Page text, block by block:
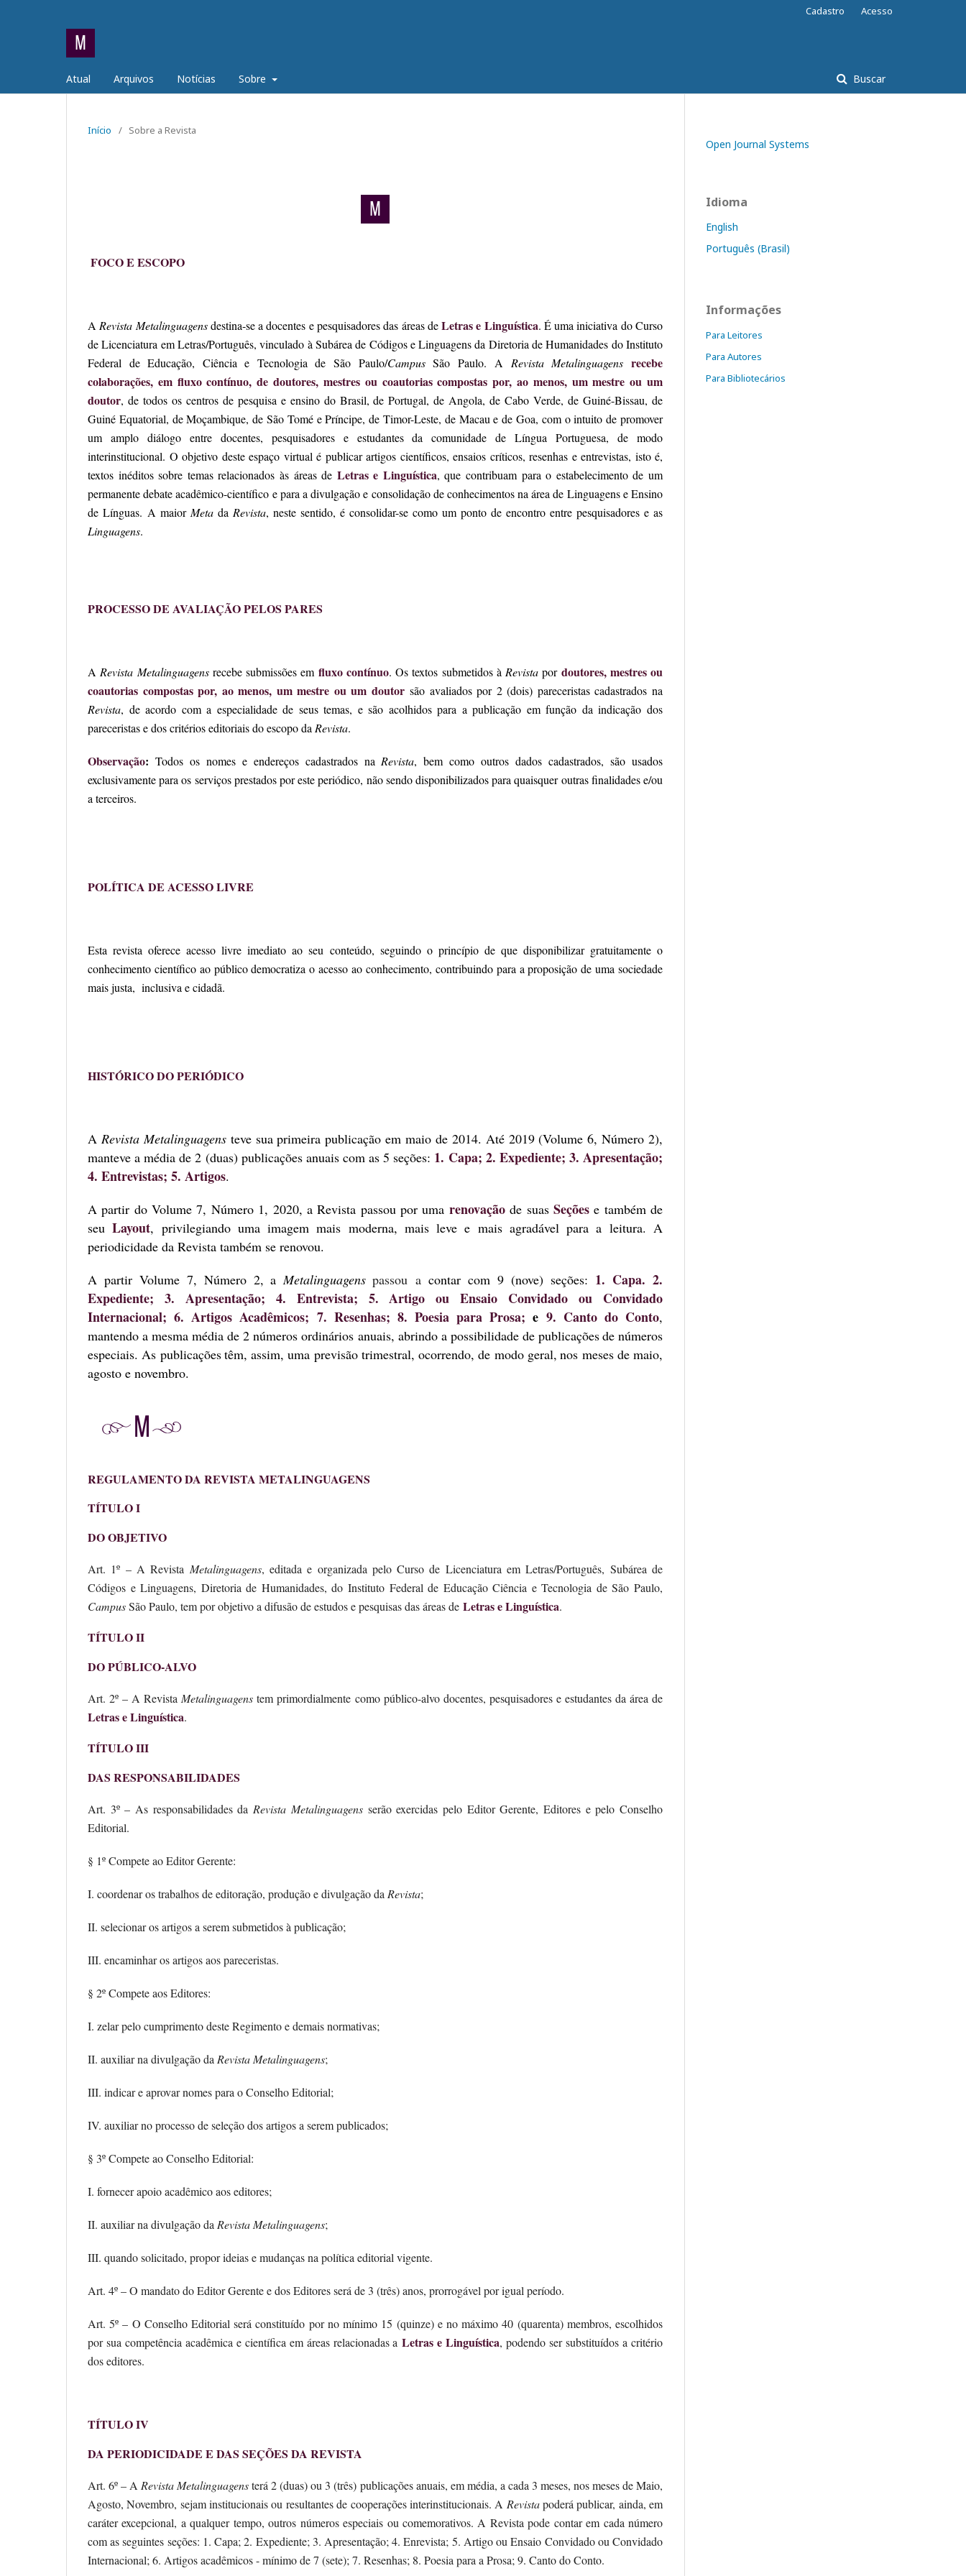
Atual Arquivos Notícias Sobre Buscar
Cadastro Acesso
Início / Sobre a Revista
FOCO E ESCOPO
A Revista Metalinguagensdestina-se a docentes e pesquisadores das áreas deLetras e Linguística. É uma iniciativa do Curso
de Licenciatura em Letras/Português, vinculado à Subárea de Códigos e Linguagens da Diretoria de Humanidades do Instituto
Federal de Educação, Ciência e Tecnologia de São Paulo/CampusSão Paulo. A Revista Metalinguagens recebe
colaborações, em fluxo contínuo, de doutores, mestres ou coautorias compostas por, ao menos, um mestre ou um
doutor, de todos os centros de pesquisa e ensino do Brasil, de Portugal, de Angola, de Cabo Verde, de Guiné-Bissau, de
Guiné Equatorial, de Moçambique, de São Tomé e Príncipe, de Timor-Leste, de Macau e de Goa, com o intuito de promover
um amplo diálogo entre docentes, pesquisadores e estudantes da comunidade de Língua Portuguesa, de modo
interinstitucional. O objetivo deste espaço virtual é publicar artigos científicos, ensaios críticos, resenhas e entrevistas, isto é,
textos inéditos sobre temas relacionados às áreas de Letras e Linguística, que contribuam para o estabelecimento de um
permanente debate acadêmico-científico e para a divulgação e consolidação de conhecimentos na área de Linguagens e Ensino
de Línguas. A maior Meta da Revista, neste sentido, é consolidar-se como um ponto de encontro entre pesquisadores e as
Linguagens.
PROCESSO DE AVALIAÇÃO PELOS PARES
A Revista Metalinguagens recebe submissões em fluxo contínuo. Os textos submetidos à Revistapor doutores, mestres ou
coautorias compostas por, ao menos, um mestre ou um doutorsão avaliados por 2 (dois) pareceristas cadastrados na
Revista, de acordo com a especialidade de seus temas, e são acolhidos para a publicação em função da indicação dos
pareceristas e dos critérios editoriais do escopo da Revista.
Observação: Todos os nomes e endereços cadastrados na Revista, bem como outros dados cadastrados, são usados
exclusivamente para os serviços prestados por este periódico, não sendo disponibilizados para quaisquer outras finalidades e/ou
a terceiros.
POLÍTICA DE ACESSO LIVRE
Esta revista oferece acesso livre imediato ao seu conteúdo, seguindo o princípio de que disponibilizar gratuitamente o
conhecimento científico ao público democratiza o acesso ao conhecimento, contribuindo para a proposição de uma sociedade
mais justa, inclusiva e cidadã.
HISTÓRICO DO PERIÓDICO
A Revista Metalinguagensteve suaprimeira publicação em maio de 2014. Até 2019 (Volume 6, Número 2),
manteve a média de 2 (duas) publicações anuais com as 5 seções: 1. Capa; 2. Expediente; 3. Apresentação;
4. Entrevistas; 5. Artigos.
A partir do Volume 7, Número 1, 2020, a Revista passou por uma renovaçãode suas Seçõese tambémde
seuLayout, privilegiando uma imagem mais moderna, mais leve e mais agradável para a leitura. A
periodicidade da Revista também se renovou.
A partir Volume 7, Número 2, aMetalinguagens passou a contarcom 9 (nove) seções: 1. Capa. 2.
Expediente; 3. Apresentação; 4. Entrevista; 5. Artigo ou Ensaio Convidado ou Convidado
Internacional; 6. Artigos Acadêmicos; 7. Resenhas; 8. Poesia para Prosa;e 9. Canto do Conto,
mantendo a mesma média de 2 números ordinários anuais, abrindo a possibilidade de publicaçõesde números
especiais. As publicaçõestêm, assim, uma previsão trimestral, ocorrendo, de modo geral, nos meses de maio,
agosto e novembro.
REGULAMENTO DA REVISTA METALINGUAGENS
TÍTULO I
DO OBJETIVO
Art. 1º – A Revista Metalinguagens, editada e organizada pelo Curso de Licenciatura em Letras/Português, Subárea de
Códigos e Linguagens, Diretoria de Humanidades, do Instituto Federal de Educação Ciência e Tecnologia de São Paulo,
CampusSão Paulo, tem por objetivo a difusão de estudos e pesquisas das áreas de Letras e Linguística.
TÍTULO II
DO PÚBLICO-ALVO
Art. 2º – A Revista Metalinguagens tem primordialmente como público-alvo docentes, pesquisadores e estudantes da área de
Letras e Linguística.
TÍTULO III
DAS RESPONSABILIDADES
Art. 3º – As responsabilidades da Revista Metalinguagensserão exercidas pelo Editor Gerente, Editores e pelo Conselho
Editorial.
§ 1º Compete ao Editor Gerente:
I. coordenar os trabalhos de editoração, produção e divulgação da Revista;
II. selecionar os artigos a serem submetidos à publicação;
III. encaminhar os artigos aos pareceristas.
§ 2º Compete aos Editores:
I. zelar pelo cumprimento deste Regimento e demais normativas;
II. auxiliar na divulgação da Revista Metalinguagens;
III. indicar e aprovar nomes para o Conselho Editorial;
IV. auxiliar no processo de seleção dos artigos a serem publicados;
§ 3º Compete ao Conselho Editorial:
I. fornecer apoio acadêmico aos editores;
II. auxiliar na divulgação da Revista Metalinguagens;
III. quando solicitado, propor ideias e mudanças na política editorial vigente.
Art. 4º – O mandato do Editor Gerente e dos Editores será de 3 (três) anos, prorrogável por igual período.
Art. 5º – O Conselho Editorial será constituído por no mínimo 15 (quinze) e no máximo 40 (quarenta) membros, escolhidos
por sua competência acadêmica e científica em áreas relacionadas aLetras e Linguística, podendo ser substituídos a critério
dos editores.
TÍTULO IV
DA PERIODICIDADE E DAS SEÇÕES DA REVISTA
Art. 6º – A Revista Metalinguagensterá 2 (duas) ou 3 (três) publicações anuais, em média, a cada 3 meses, nos meses de Maio,
Agosto, Novembro, sejam institucionais ou resultantes de cooperações interinstitucionais. A Revistapoderá publicar, ainda, em
caráter excepcional, a qualquer tempo, outros números especiais ou comemorativos. A Revista pode contar em cada número
com as seguintes seções: 1. Capa; 2. Expediente; 3. Apresentação; 4. Enrevista; 5. Artigo ou Ensaio Convidado ou Convidado
Internacional; 6. Artigos acadêmicos - mínimo de 7 (sete); 7. Resenhas; 8. Poesia para a Prosa; 9. Canto do Conto.
Open Journal Systems
Idioma
English
Português (Brasil)
Informações
Para Leitores
Para Autores
Para Bibliotecários